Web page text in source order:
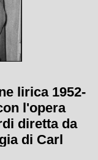
lirica 1952-
l'opera
diretta da
di Carl